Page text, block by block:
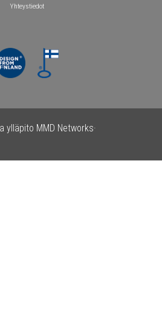
Yhteystiedot
ylläpito MMD Networks·